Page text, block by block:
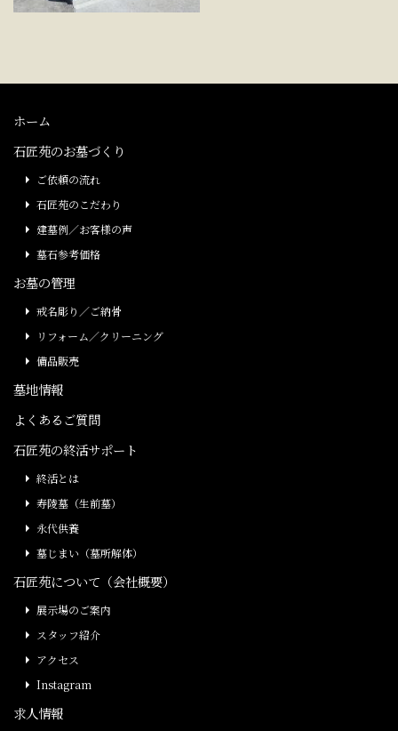
ホーム
石匠苑のお墓づくり
ご依頼の流れ
石匠苑のこだわり
建墓例／お客様の声
墓石参考価格
お墓の管理
戒名彫り／ご納骨
リフォーム／クリーニング
備品販売
墓地情報
よくあるご質問
石匠苑の終活サポート
終活とは
寿陵墓（生前墓）
永代供養
墓じまい（墓所解体）
石匠苑について（会社概要）
展示場のご案内
スタッフ紹介
アクセス
Instagram
求人情報